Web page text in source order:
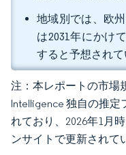
地域別では、欧
は2031年にかけ
すると予想されて
注：本レポートの市場
Intelligence 独自の推
れており、2026年1月
ンサイトで更新されて